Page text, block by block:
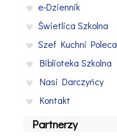
e-Dziennik
Świetlica Szkolna
Szef Kuchni Poleca
Biblioteka Szkolna
Nasi Darczyńcy
Kontakt
Partnerzy